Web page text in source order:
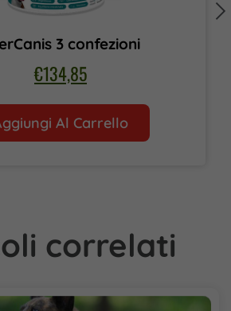
3 confezioni
€134,85
Al Carrello
correlati